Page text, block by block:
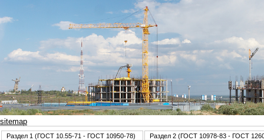
sitemap
Раздел 1 (ГОСТ 10.55-71 - ГОСТ 10950-78)
Раздел 2 (ГОСТ 10978-83 - ГОСТ